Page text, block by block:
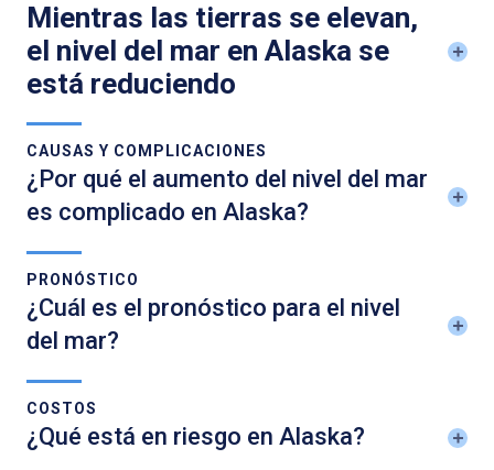
Mientras las tierras se elevan,
el nivel del mar en Alaska se
está reduciendo
CAUSAS Y COMPLICACIONES
¿Por qué el aumento del nivel del mar
es complicado en Alaska?
PRONÓSTICO
¿Cuál es el pronóstico para el nivel
del mar?
COSTOS
¿Qué está en riesgo en Alaska?